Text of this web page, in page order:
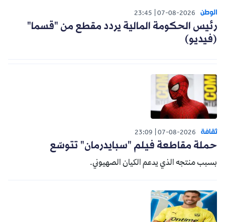
الوطن 07-08-2026
23:45
رئيس الحكومة المالية يردد مقطع من "قسما"
(فيديو)
ثقافة 07-08-2026
23:09
حملة مقاطعة فيلم "سبايدرمان" تتوسّع
بسبب منتجه الذي يدعم الكيان الصهيوني.